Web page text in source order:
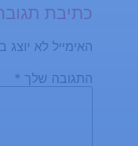
כתיבת
האימייל לא יוצג
התגובה שלך *